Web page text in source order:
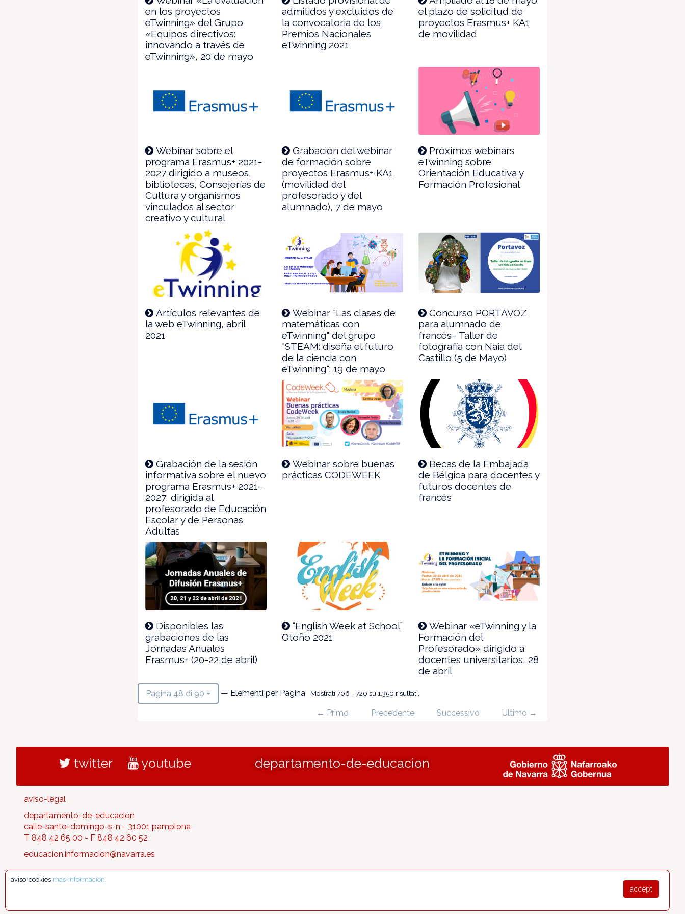
en los proyectos
eTwinning» del Grupo
«Equipos directivos:
innovando a través de
eTwinning», 20 de mayo
admitidos y excluidos de
la convocatoria de los
Premios Nacionales
eTwinning 2021
el plazo de solicitud de
proyectos Erasmus+ KA1
de movilidad
Webinar sobre el
programa Erasmus+ 2021-
2027 dirigido a museos,
bibliotecas, Consejerías de
Cultura y organismos
vinculados al sector
creativo y cultural
Grabación del webinar
de formación sobre
proyectos Erasmus+ KA1
(movilidad del
profesorado y del
alumnado), 7 de mayo
Próximos webinars
eTwinning sobre
Orientación Educativa y
Formación Profesional
Artículos relevantes de
la web eTwinning, abril
2021
Webinar "Las clases de
matemáticas con
eTwinning" del grupo
"STEAM: diseña el futuro
de la ciencia con
eTwinning": 19 de mayo
Concurso PORTAVOZ
para alumnado de
francés– Taller de
fotografía con Naia del
Castillo (5 de Mayo)
Grabación de la sesión
informativa sobre el nuevo
programa Erasmus+ 2021-
2027, dirigida al
profesorado de Educación
Escolar y de Personas
Adultas
Webinar sobre buenas
prácticas CODEWEEK
Becas de la Embajada
de Bélgica para docentes y
futuros docentes de
francés
Disponibles las
grabaciones de las
Jornadas Anuales
Erasmus+ (20-22 de abril)
“English Week at School”
Otoño 2021
Webinar «eTwinning y la
Formación del
Profesorado» dirigido a
docentes universitarios, 28
de abril
Pagina 48 di 90 — Elementi per Pagina Mostrati 706 - 720 su 1.350 risultati.
← Primo Precedente Successivo Ultimo →
twitter youtube departamento-de-educacion
aviso-legal
departamento-de-educacion
calle-santo-domingo-s-n - 31001 pamplona
T 848 42 65 00 - F 848 42 60 52
educacion.informacion@navarra.es
accept
aviso-cookies mas-informacion.